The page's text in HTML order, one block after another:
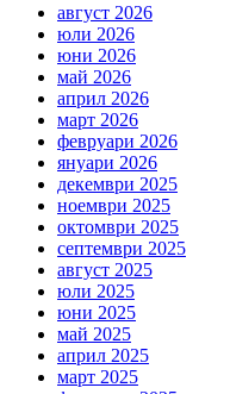
август 2026
юли 2026
юни 2026
май 2026
април 2026
март 2026
февруари 2026
януари 2026
декември 2025
ноември 2025
октомври 2025
септември 2025
август 2025
юли 2025
юни 2025
май 2025
април 2025
март 2025